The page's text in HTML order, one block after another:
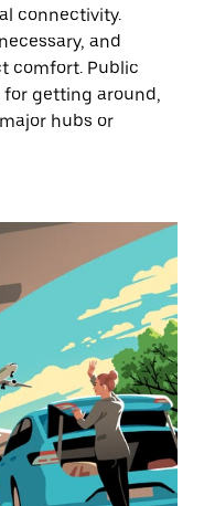
connectivity.
and
comfort. Public
getting around,
hubs or